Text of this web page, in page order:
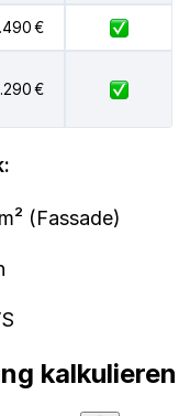
€
€
(Fassade)
kalkulieren